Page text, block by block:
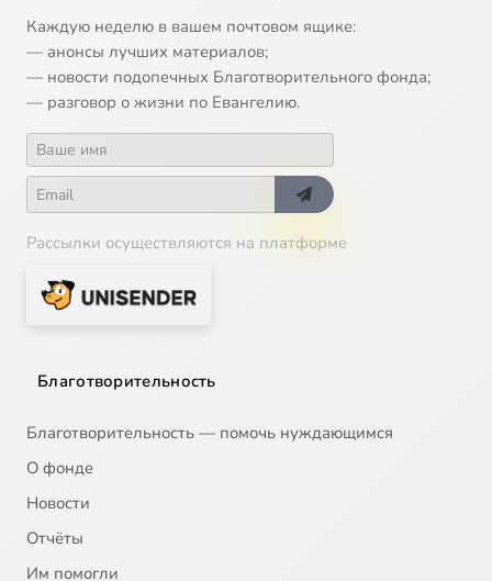
Каждую неделю в вашем почтовом ящике:
— анонсы лучших материалов;
— новости подопечных Благотворительного фонда;
— разговор о жизни по Евангелию.
Рассылки осуществляются на платформе
Благотворительность
Благотворительность — помочь нуждающимся
О фонде
Новости
Отчёты
Им помогли